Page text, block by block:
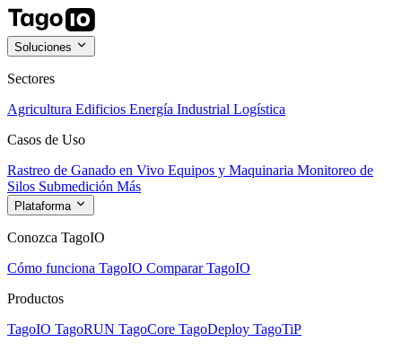
Soluciones
Sectores
Agricultura Edificios Energía Industrial Logística
Casos de Uso
Rastreo de Ganado en Vivo Equipos y Maquinaria Monitoreo de
Silos Submedición Más
Plataforma
Conozca TagoIO
Cómo funciona TagoIO Comparar TagoIO
Productos
TagoIO TagoRUN TagoCore TagoDeploy TagoTiP